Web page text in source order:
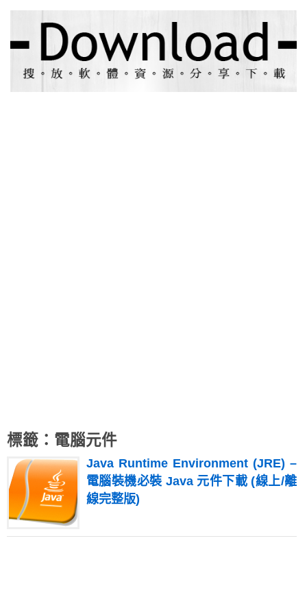
標籤：電腦元件
Java Runtime Environment (JRE) –
電腦裝機必裝 Java 元件下載 (線上/離
線完整版)